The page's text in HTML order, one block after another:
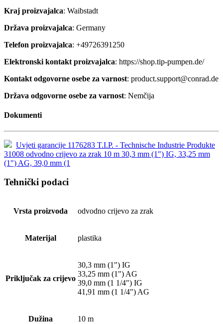
Kraj proizvajalca: Waibstadt
Država proizvajalca: Germany
Telefon proizvajalca: +49726391250
Elektronski kontakt proizvajalca: https://shop.tip-pumpen.de/
Kontakt odgovorne osebe za varnost: product.support@conrad.de
Država odgovorne osebe za varnost: Nemčija
Dokumenti
Uvjeti garancije 1176283 T.I.P. - Technische Industrie Produkte
31008 odvodno crijevo za zrak 10 m 30,3 mm (1") IG, 33,25 mm
(1") AG, 39,0 mm (1
Tehnički podaci
Vrsta proizvoda odvodno crijevo za zrak
Materijal plastika
Priključak za crijevo
30,3 mm (1") IG
33,25 mm (1") AG
39,0 mm (1 1/4") IG
41,91 mm (1 1/4") AG
Dužina 10 m